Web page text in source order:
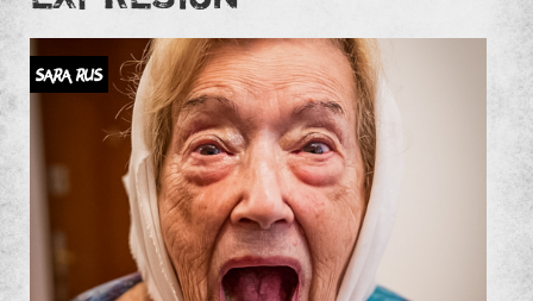
SARA RUS